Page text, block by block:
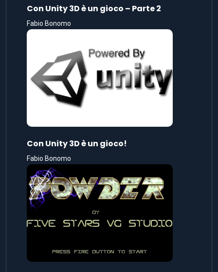
Con Unity 3D è un gioco – Parte 2
Fabio Bonomo
Con Unity 3D è un gioco!
Fabio Bonomo